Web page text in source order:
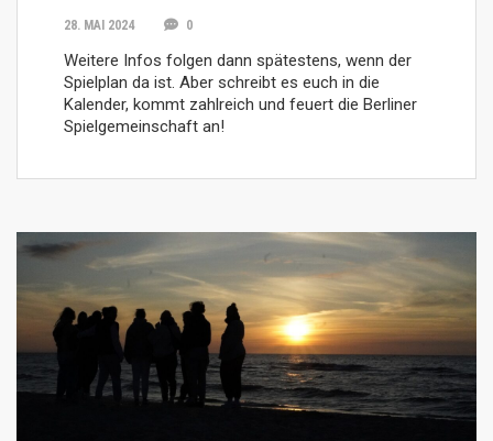
28. MAI 2024 0
Weitere Infos folgen dann spätestens, wenn der
Spielplan da ist. Aber schreibt es euch in die
Kalender, kommt zahlreich und feuert die Berliner
Spielgemeinschaft an!